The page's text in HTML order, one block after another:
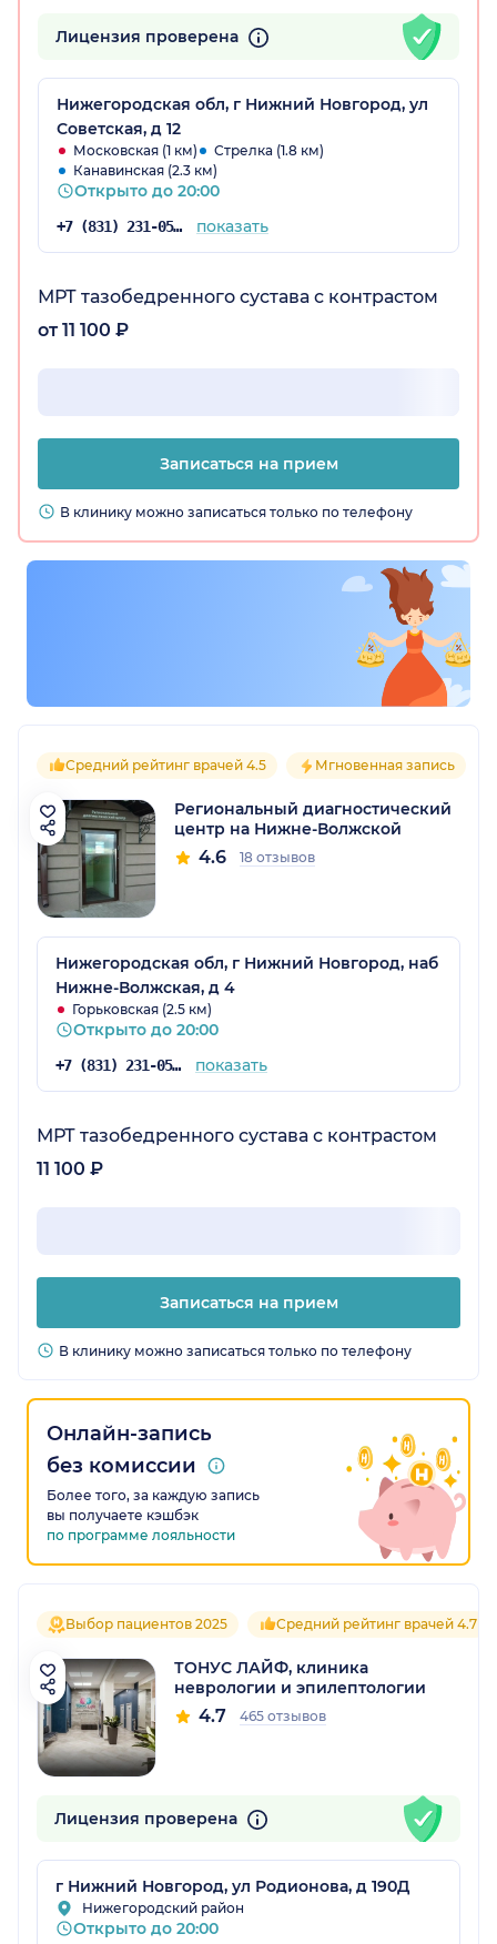
Лицензия проверена
Нижегородская обл, г Нижний Новгород, ул
Советская, д 12
Московская (1 км)
Стрелка (1.8 км)
Канавинская (2.3 км)
Открыто до 20:00
+7 (831) 231-05-91 показать
МРТ тазобедренного сустава с контрастом
от 11 100 ₽
Записаться на прием
В клинику можно записаться только по телефону
Средний рейтинг врачей 4.5 Мгновенная запись
Региональный диагностический
центр на Нижне-Волжской
4.6 18 отзывов
Нижегородская обл, г Нижний Новгород, наб
Нижне-Волжская, д 4
Горьковская (2.5 км)
Открыто до 20:00
+7 (831) 231-05-91 показать
МРТ тазобедренного сустава с контрастом
11 100 ₽
Записаться на прием
В клинику можно записаться только по телефону
Онлайн-запись
без комиссии
Более того, за каждую запись
вы получаете кэшбэк
по программе лояльности
Выбор пациентов 2025 Средний рейтинг врачей 4.7
ТОНУС ЛАЙФ, клиника
неврологии и эпилептологии
4.7 465 отзывов
Лицензия проверена
г Нижний Новгород, ул Родионова, д 190Д
Нижегородский район
Открыто до 20:00